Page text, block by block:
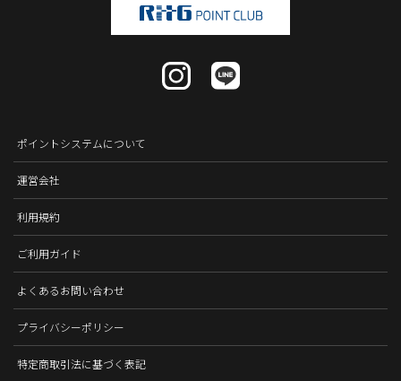
ポイントシステムについて
運営会社
利用規約
ご利用ガイド
よくあるお問い合わせ
プライバシーポリシー
特定商取引法に基づく表記